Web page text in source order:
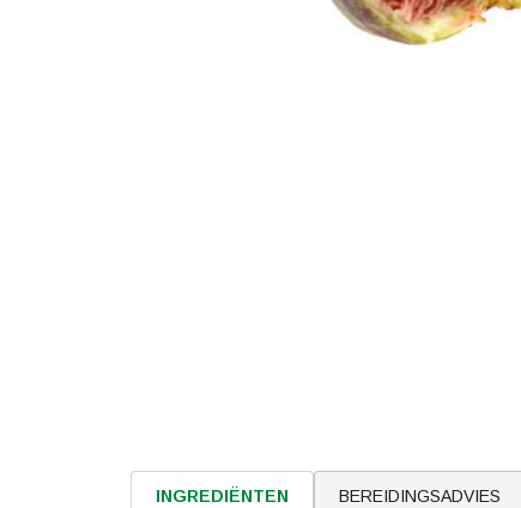
INGREDIËNTEN BEREIDINGSADVIES